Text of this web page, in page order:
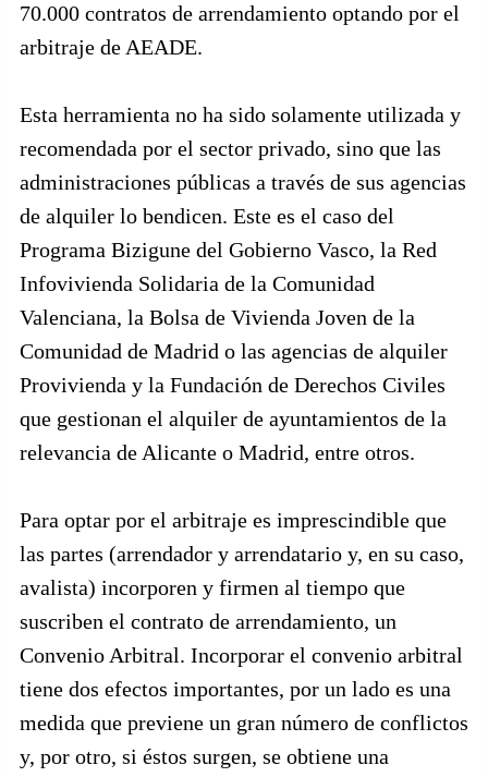
70.000 contratos de arrendamiento optando por el
arbitraje de AEADE.
Esta herramienta no ha sido solamente utilizada y
recomendada por el sector privado, sino que las
administraciones públicas a través de sus agencias
de alquiler lo bendicen. Este es el caso del
Programa Bizigune del Gobierno Vasco, la Red
Infovivienda Solidaria de la Comunidad
Valenciana, la Bolsa de Vivienda Joven de la
Comunidad de Madrid o las agencias de alquiler
Provivienda y la Fundación de Derechos Civiles
que gestionan el alquiler de ayuntamientos de la
relevancia de Alicante o Madrid, entre otros.
Para optar por el arbitraje es imprescindible que
las partes (arrendador y arrendatario y, en su caso,
avalista) incorporen y firmen al tiempo que
suscriben el contrato de arrendamiento, un
Convenio Arbitral. Incorporar el convenio arbitral
tiene dos efectos importantes, por un lado es una
medida que previene un gran número de conflictos
y, por otro, si éstos surgen, se obtiene una